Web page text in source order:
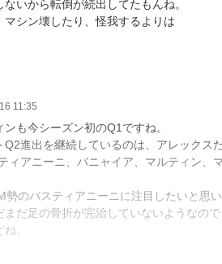
いから転倒が続出してたもんね。
マシン壊したり、怪我するよりは
11:35
も今シーズン初のQ1ですね。
Q2進出を継続しているのは、アレックス
ィアニーニ、バニャイア、マルティン、
勢のバスティアニーニに注目したいと思い
まだ足の骨折が完治していないようなの
。